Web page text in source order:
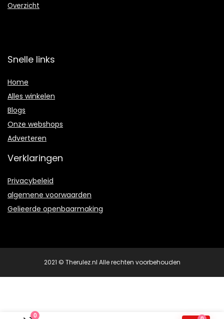
0
Overzicht
Snelle links
Home
Alles winkelen
Blogs
Onze webshops
Adverteren
Verklaringen
Privacybeleid
algemene voorwaarden
Gelieerde openbaarmaking
2021 © Therulez.nl Alle rechten voorbehouden